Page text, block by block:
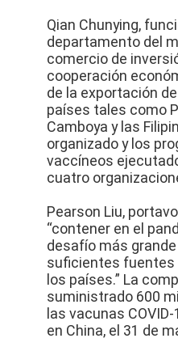
Qian Chunying,
departamento del
comercio de
cooperación
de la exportación
países tales como
Camboya y las
organizado y los
vaccíneos
cuatro
Pearson Liu,
“contener en el
desafío más
suficientes fuentes
los países.” La
suministrado 600
las vacunas
en China, el 31 de